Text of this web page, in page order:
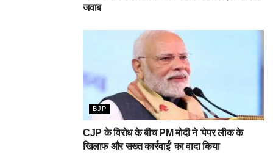
जवाब
BJP
CJP के विरोध के बीच PM मोदी ने ‘पेपर लीक के
खिलाफ और सख्त कार्रवाई’ का वादा किया